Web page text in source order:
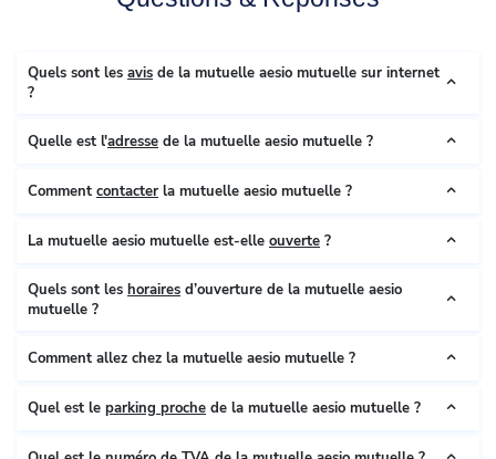
Quels sont les avis de la mutuelle aesio mutuelle sur internet
?
Quelle est l'adresse de la mutuelle aesio mutuelle ?
Comment contacter la mutuelle aesio mutuelle ?
La mutuelle aesio mutuelle est-elle ouverte ?
Quels sont les horaires d’ouverture de la mutuelle aesio
mutuelle ?
Comment allez chez la mutuelle aesio mutuelle ?
Quel est le parking proche de la mutuelle aesio mutuelle ?